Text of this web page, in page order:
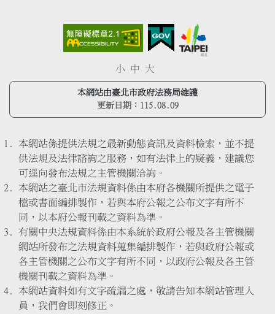
小 中 大
本網站由臺北市政府法務局維護
更新日期： 115.08.09
本網站係提供法規之最新動態資訊及資料檢索，並不提
供法規及法律諮詢之服務，如有法律上的疑義，建議您
可逕向發布法規之主管機關洽詢。
本網站之臺北市法規資料係由本府各機關所提供之電子
檔或書面編排製作，若與本府公報之公布文字有所不
同，以本府公報刊載之資料為準。
有關中央法規資料係由本系統於政府公報及各主管機關
網站所發布之法規資料蒐集編排製作，若與政府公報或
各主管機關之公布文字有所不同，以政府公報及各主管
機關刊載之資料為準。
本網站資料如有文字疏漏之處，敬請告知本網站管理人
員，我們會即刻修正。